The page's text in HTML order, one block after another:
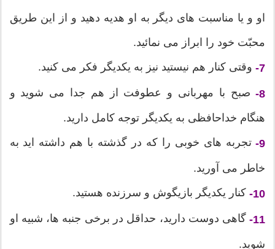
او و یا مناسبت های دیگر به او هدیه دهید و از این طریق
محبّت خود را ابراز می نمائید.
7- وقتی کنار هم نیستید نیز به یکدیگر فکر می کنید.
8- صبح با مهربانی و عطوفت از هم جدا می شوید و
هنگام خداحافظی به یکدیگر توجه کامل دارید.
9- تجربه های خوبی را که در گذشته با هم داشته اید به
خاطر می آورید.
10- کنار یکدیگر بازیگوش و سرزنده هستید.
11- گاهی دوست دارید، حداقل در برخی جنبه ها، شبیه او
شوید.